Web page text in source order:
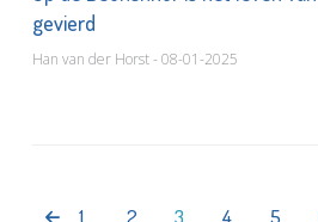
gevierd
Han van der Horst - 08-01-2025
1 2 3 4 5